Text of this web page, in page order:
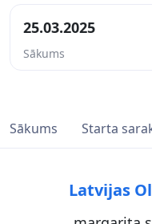
25.03.2025
Sākums
Sākums Starta
Latvijas